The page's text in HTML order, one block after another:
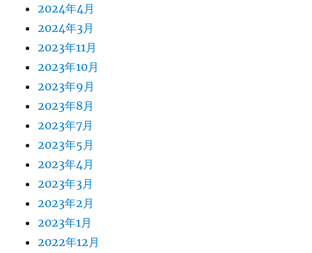
2024年4月
2024年3月
2023年11月
2023年10月
2023年9月
2023年8月
2023年7月
2023年5月
2023年4月
2023年3月
2023年2月
2023年1月
2022年12月